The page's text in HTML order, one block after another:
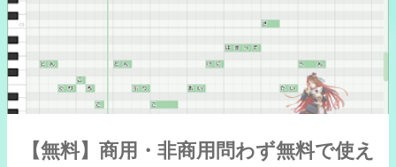
【無料】商用・非商用問わず無料で使え